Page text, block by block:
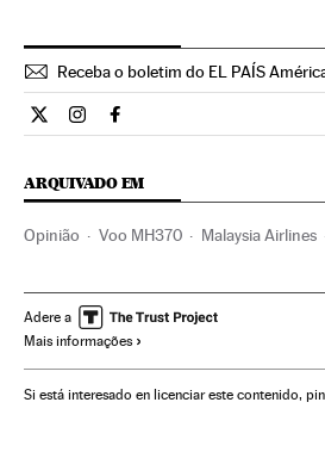
Receba o boletim do EL PAÍS
Opiniao El País Brasil en Twitter
Opiniao El País Brasil en
Opiniao El País Brasil en
ARQUIVADO EM
Opinião Voo MH370 Malaysia Airlines
Emergências Acidentes
Aviões comerciais Aviões Transporte
Adere a
Mais informações
Si está interesado en licenciar este contenido,